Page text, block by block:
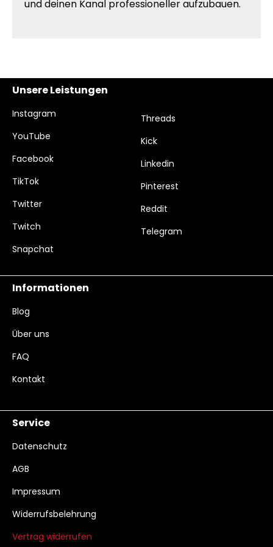
und deinen Kanal professioneller aufzubauen.
Unsere Leistungen
Instagram
YouTube
Facebook
TikTok
Twitter
Twitch
Snapchat
Threads
Kick
Linkedin
Pinterest
Reddit
Telegram
Informationen
Blog
Über uns
FAQ
Kontakt
Service
Datenschutz
AGB
Impressum
Widerrufsbelehrung
Vertrag widerrufen